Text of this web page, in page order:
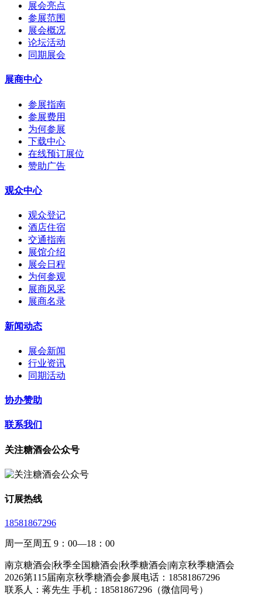
展会亮点
参展范围
展会概况
论坛活动
同期展会
展商中心
参展指南
参展费用
为何参展
下载中心
在线预订展位
赞助广告
观众中心
观众登记
酒店住宿
交通指南
展馆介绍
展会日程
为何参观
展商风采
展商名录
新闻动态
展会新闻
行业资讯
同期活动
协办赞助
联系我们
关注糖酒会公众号
订展热线
18581867296
周一至周五 9：00—18：00
南京糖酒会|秋季全国糖酒会|秋季糖酒会|南京秋季糖酒会
2026第115届南京秋季糖酒会参展电话：18581867296
联系人：蒋先生 手机：18581867296（微信同号）